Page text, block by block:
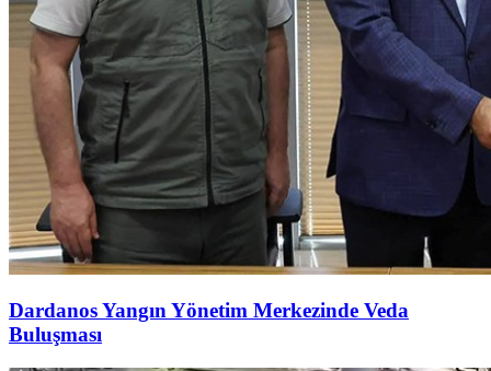
Dardanos Yangın Yönetim Merkezinde Veda
Buluşması